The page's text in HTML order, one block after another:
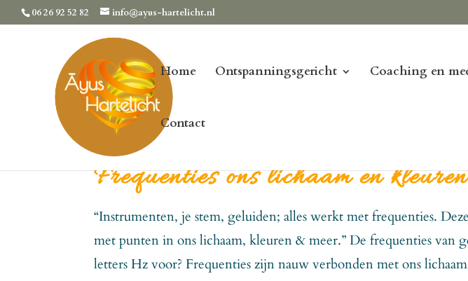
06 26 92 52 82 info@ayus-hartelicht.nl
Home Ontspanningsgericht Coaching en
Contact
Frequenties ons lichaam en kleuren
“Instrumenten, je stem, geluiden; alles werkt met frequenties.
met punten in ons lichaam, kleuren & meer.” De frequenties van
letters Hz voor? Frequenties zijn nauw verbonden met ons